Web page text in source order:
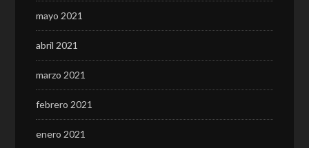
mayo 2021
abril 2021
marzo 2021
febrero 2021
enero 2021